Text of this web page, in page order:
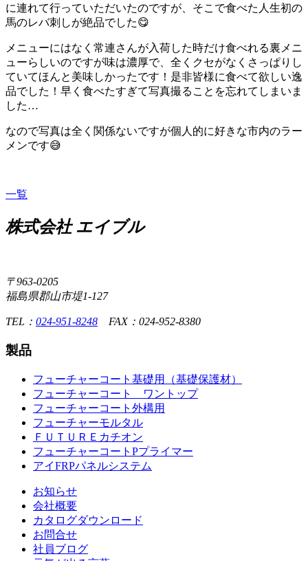
に連れて行っていただいたのですが、そこで食べた人生初の
馬のレバ刺しが絶品でした😋
メニューにはなく常連さんが入荷した時だけ食べれる裏メニ
ューらしいのですが味は濃厚で、全くクセがなくさっぱりし
ていてほんと美味しかったです！是非皆様に食べて欲しい逸
品でした！早く食べたすぎて写真撮ることを忘れてしまいま
した…
なので写真は全く関係ないですが個人的に好きな市内のラー
メンです😅
一覧
株式会社 エイブル
〒963-0205
福島県郡山市堤1-127
TEL： 024-951-8248 FAX：024-952-8380
製品
フューチャーコート基礎用（基礎保護材）
フューチャーコート ワントップ
フューチャーコート外構用
フューチャーモルタル
ＦＵＴＵＲＥカチオン
フューチャーコートPプライマー
アイFRPパネルシステム
お知らせ
会社概要
カタログダウンロード
お問合せ
社員ブログ